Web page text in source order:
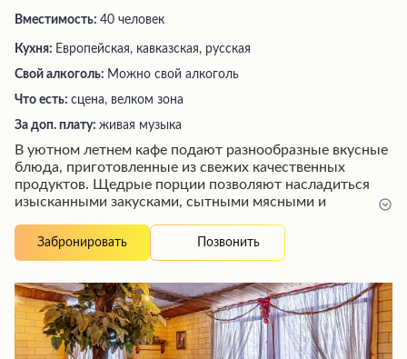
Вместимость: 40 человек
Кухня: Европейская, кавказская, русская
Свой алкоголь: Можно свой алкоголь
Что есть: сцена, велком зона
За доп. плату: живая музыка
В уютном летнем кафе подают разнообразные вкусные
блюда, приготовленные из свежих качественных
продуктов. Щедрые порции позволяют насладиться
изысканными закусками, сытными мясными и
картофеля. Гостей ожидает профессиональное
обслуживание в сочетании с увлекательной шоу-
Заведение идеально подходит для празднования
торжеств, обеспечивая безупречную организацию
вечера, изысканную сервировку столов и приятную
атмосферу.
Забронировать Позвонить